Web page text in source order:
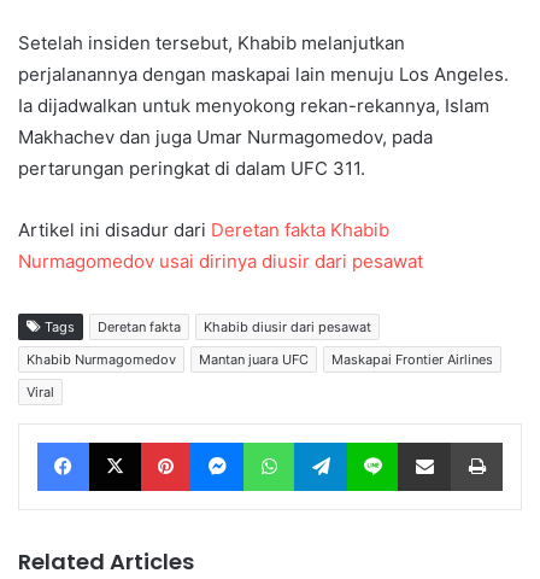
Setelah insiden tersebut, Khabib melanjutkan
perjalanannya dengan maskapai lain menuju Los Angeles.
Ia dijadwalkan untuk menyokong rekan-rekannya, Islam
Makhachev dan juga Umar Nurmagomedov, pada
pertarungan peringkat di dalam UFC 311.
Artikel ini disadur dari Deretan fakta Khabib
Nurmagomedov usai dirinya diusir dari pesawat
Tags Deretan fakta
Khabib diusir dari pesawat
Khabib Nurmagomedov
Mantan juara UFC
Maskapai Frontier Airlines
Viral
Facebook X Pinterest Messenger WhatsApp Telegram Line Share via Email
Related Articles